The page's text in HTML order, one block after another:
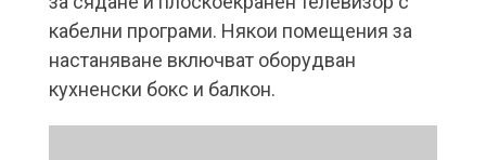
кабелни програми. Някои помещения за
настаняване включват оборудван
кухненски бокс и балкон.